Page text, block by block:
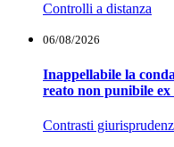
Controlli a distanza
06/08/2026
Inappellabile la
reato non punibile ex
Contrasti